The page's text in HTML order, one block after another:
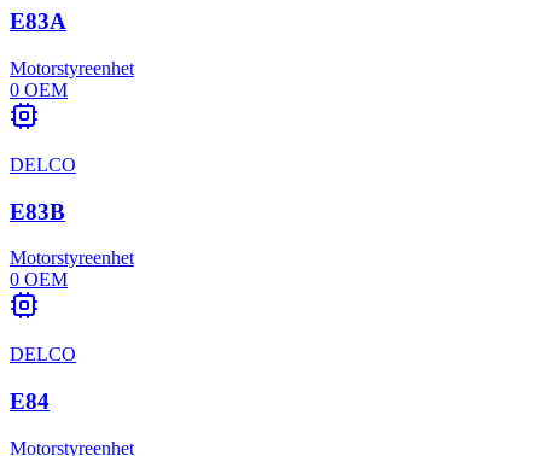
E83A
Motorstyreenhet
0 OEM
DELCO
E83B
Motorstyreenhet
0 OEM
DELCO
E84
Motorstyreenhet